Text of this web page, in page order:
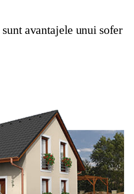
sunt avantajele unui sofer